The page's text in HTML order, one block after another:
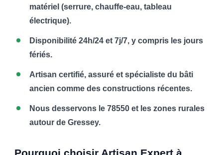
matériel (serrure, chauffe-eau, tableau
électrique).
Disponibilité 24h/24 et 7j/7, y compris les jours
fériés.
Artisan certifié, assuré et spécialiste du bâti
ancien comme des constructions récentes.
Nous desservons le 78550 et les zones rurales
autour de Gressey.